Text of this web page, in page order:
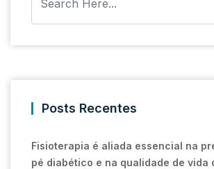
Posts Recentes
Fisioterapia é aliada essencial na
pé diabético e na qualidade de vida